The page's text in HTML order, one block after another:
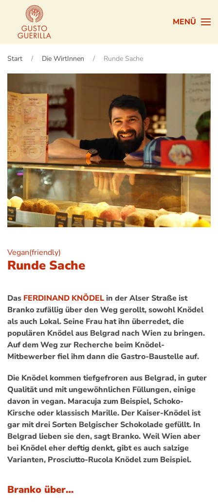
Zum Hauptinhalt springen
MENÜ
Start Die WirtInnen Runde Sache
Vegan(friendly)
Runde Sache
Das FERDINAND KNÖDELin der Alser Straße ist
Branko zufällig über den Weg gerollt, sowohl Knödel
als auch Lokal. Seine Frau hat ihn überredet, die
populären Knödel aus Belgrad nach Wien zu bringen.
Auf dem Weg zur Recherche beim Knödel-
Mitbewerber fiel ihm dann die Gastro-Baustelle auf.
Die Knödel kommen tiefgefroren aus Belgrad, in guter
Qualität und mit ungewöhnlichen Füllungen, einige
davon in vegan. Maracuja zum Beispiel, Schoko-
Kirsche oder klassisch Marille. Der Kaiser-Knödel ist
gar mit drei Sorten Belgischer Schokolade gefüllt. In
Belgrad lieben sie den, sagt Branko. Weil Wien aber
bei Knödel eher deftig denkt, gibt es auch salzige
Varianten, Prosciutto-Rucola Knödel zum Beispiel.
Branko über…